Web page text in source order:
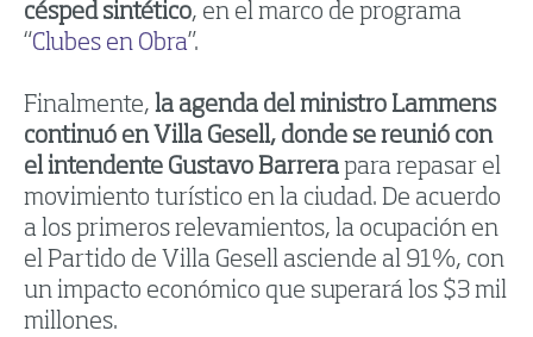
césped sintético, en el marco de programa
“Clubes en Obra”.
Finalmente, la agenda del ministro Lammens
continuó en Villa Gesell, donde se reunió con
el intendente Gustavo Barrera para repasar el
movimiento turístico en la ciudad. De acuerdo
a los primeros relevamientos, la ocupación en
el Partido de Villa Gesell asciende al 91%, con
un impacto económico que superará los $3 mil
millones.